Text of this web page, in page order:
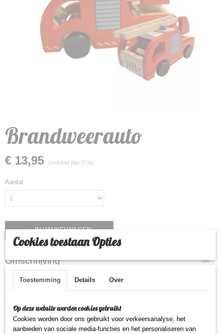
Brandweerauto
€ 13,95 (inclusief btw 21%)
Aantal
IN WINKELWAGEN
Omschrijving
L 20 CM x B 11,2 CM x H 12,2 CM
Cookies toestaan Opties
Toestemming Details Over
Op deze website worden cookies gebruikt
Cookies worden door ons gebruikt voor verkeersanalyse, het
aanbieden van sociale media-functies en het personaliseren van